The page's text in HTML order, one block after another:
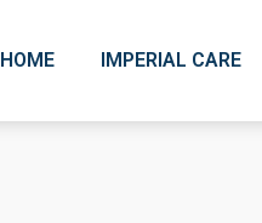
HOME IMPERIAL CARE